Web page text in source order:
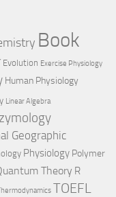
Book
Evolution Exercise Physiology
Human Physiology
Linear Algebra
Geographic
Physiology Polymer
Theory R
TOEFL